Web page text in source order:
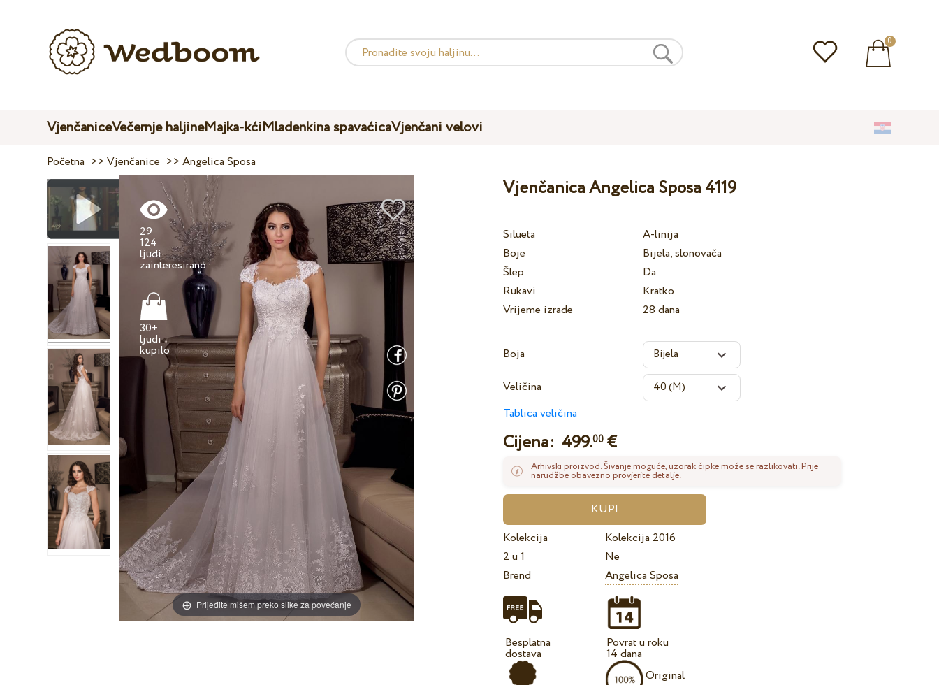
0
VjenčaniceVečernje haljineMajka-kćiMladenkina spavaćicaVjenčani velovi
Početna >>Vjenčanice >>Angelica Sposa
Prijeđite mišem preko slike za povećanje
29
124
ljudi
30+
ljudi
kupilo
Vjenčanica Angelica Sposa 4119
Silueta
A-linija
Boje
Bijela, slonovača
Šlep
Da
Rukavi
Kratko
Vrijeme izrade
28 dana
Boja
Veličina
Tablica veličina
Cijena: 499.00 €
Arhivski proizvod. Šivanje moguće, uzorak čipke može se razlikovati. Prije
narudžbe obavezno provjerite detalje.
Kolekcija
Kolekcija 2016
2 u 1
Ne
Brend
Angelica Sposa
Besplatna
dostava
Povrat u roku
14 dana
Original